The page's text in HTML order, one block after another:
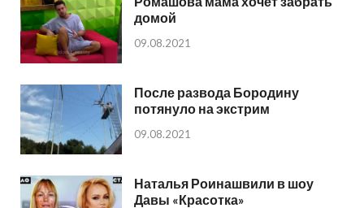
домой
09.08.2021
После развода Бородину
потянуло на экстрим
09.08.2021
Наталья Роинашвили в шоу
Давы «Красотка»